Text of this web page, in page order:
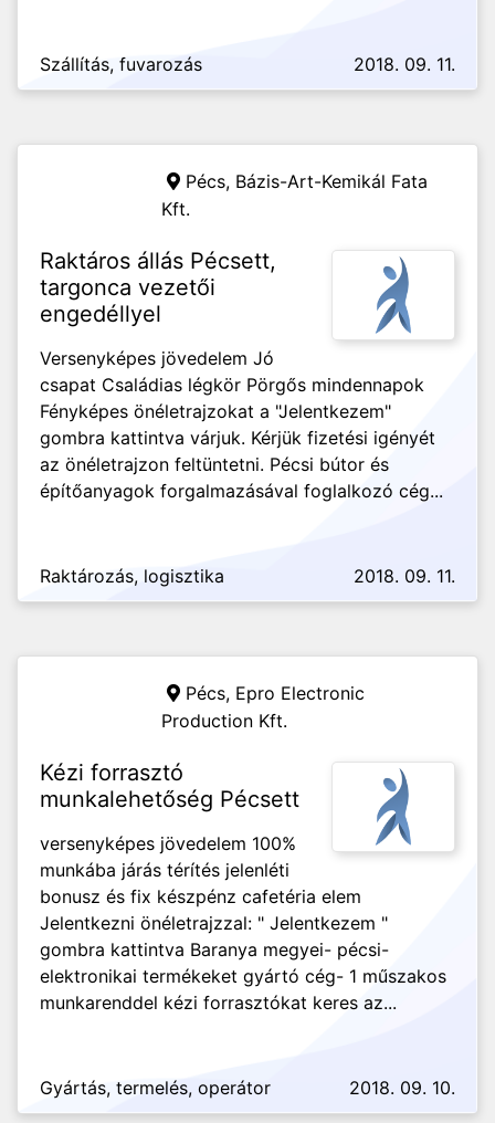
Szállítás, fuvarozás 2018. 09. 11.
Pécs, Bázis-Art-Kemikál Fata
Kft.
Raktáros állás Pécsett,
targonca vezetői
engedéllyel
Versenyképes jövedelem Jó
csapat Családias légkör Pörgős mindennapok
Fényképes önéletrajzokat a "Jelentkezem"
gombra kattintva várjuk. Kérjük fizetési igényét
az önéletrajzon feltüntetni. Pécsi bútor és
építőanyagok forgalmazásával foglalkozó cég...
Raktározás, logisztika 2018. 09. 11.
Pécs, Epro Electronic
Production Kft.
Kézi forrasztó
munkalehetőség Pécsett
versenyképes jövedelem 100%
munkába járás térítés jelenléti
bonusz és fix készpénz cafetéria elem
Jelentkezni önéletrajzzal: " Jelentkezem "
gombra kattintva Baranya megyei- pécsi-
elektronikai termékeket gyártó cég- 1 műszakos
munkarenddel kézi forrasztókat keres az...
Gyártás, termelés, operátor 2018. 09. 10.